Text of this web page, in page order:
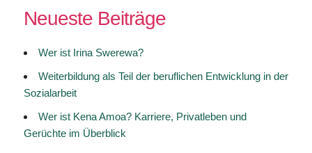
Neueste Beiträge
Wer ist Irina Swerewa?
Weiterbildung als Teil der beruflichen Entwicklung in der
Sozialarbeit
Wer ist Kena Amoa? Karriere, Privatleben und
Gerüchte im Überblick